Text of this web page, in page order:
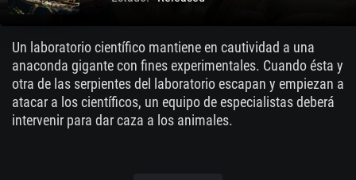
Un laboratorio científico mantiene en cautividad a una
anaconda gigante con fines experimentales. Cuando ésta y
otra de las serpientes del laboratorio escapan y empiezan a
atacar a los científicos, un equipo de especialistas deberá
intervenir para dar caza a los animales.